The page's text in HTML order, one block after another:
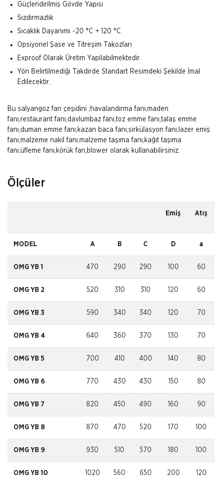
Güçlendirilmiş Gövde Yapısı
Sızdırmazlık
Sıcaklık Dayanımı -20 °C + 120 °C
Opsiyonel Şase ve Titreşim Takozları
Exproof Olarak Üretim Yapilabilmektedir.
Yön Belirtilmediği Takdirde Standart Resimdeki Şekilde İmal
Edilecektir.
Bu salyangoz fan çeşidini ;havalandırma fanı,maden
fanı,restaurant fanı,davlumbaz fanı,toz emme fanı,talaş emme
fanı,duman emme fanı,kazan baca fanı,sirkülasyon fanı,lazer emiş
fanı,malzeme nakil fanı,malzeme taşıma fanı,kağıt taşıma
fanı,üfleme fanı,körük fan,blower olarak kullanabilirsiniz.
Ölçüler
Emiş Atış
MODEL A B C D a
OMG YB 1 470 290 290 100 60
OMG YB 2 520 310 310 120 60
OMG YB 3 590 340 340 120 70
OMG YB 4 640 360 370 130 70
OMG YB 5 700 410 400 140 80
OMG YB 6 770 430 430 150 80
OMG YB 7 820 450 490 160 90
OMG YB 8 870 470 520 170 100
OMG YB 9 930 510 570 180 100
OMG YB 10 1020 560 650 200 120